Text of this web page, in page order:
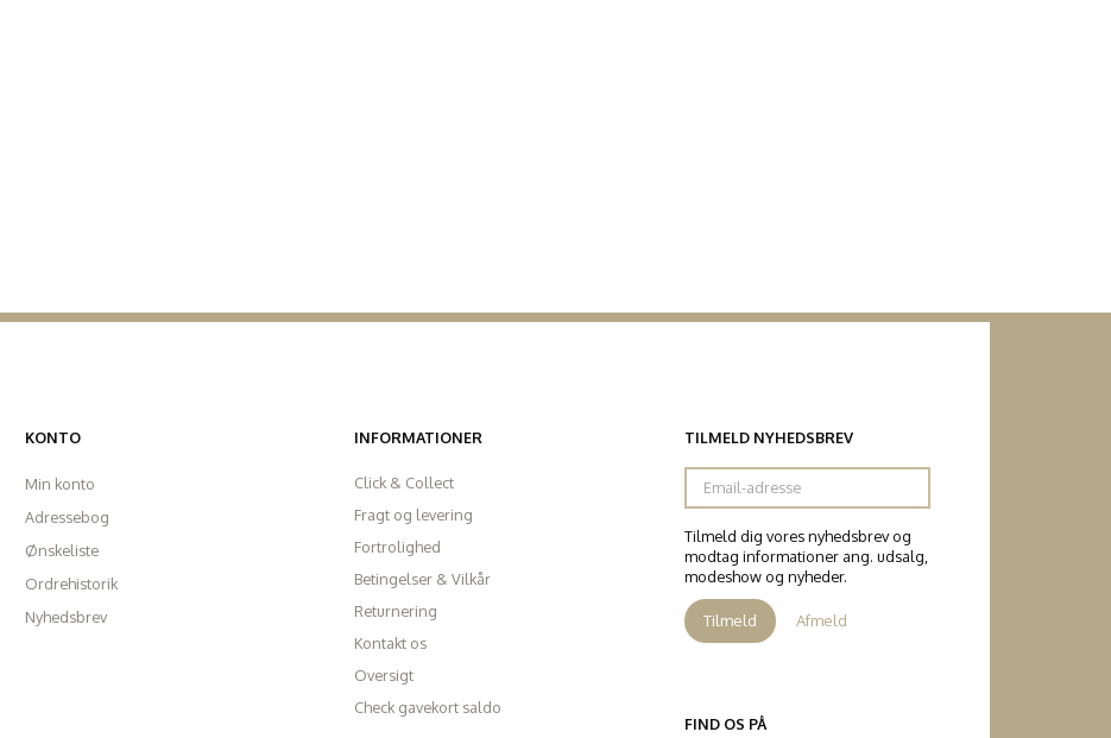
KONTO
Min konto
Adressebog
Ønskeliste
Ordrehistorik
Nyhedsbrev
INFORMATIONER
Click & Collect
Fragt og levering
Fortrolighed
Betingelser & Vilkår
Returnering
Kontakt os
Oversigt
Check gavekort saldo
TILMELD NYHEDSBREV
Email-
adresse
Tilmeld dig vores nyhedsbrev og
modtag informationer ang. udsalg,
modeshow og nyheder.
Tilmeld Afmeld
FIND OS PÅ